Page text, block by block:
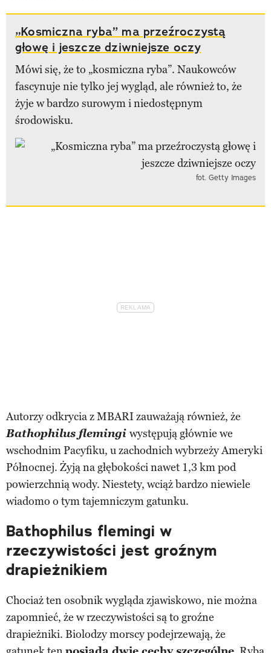
„Kosmiczna ryba” ma przeźroczystą
głowę i jeszcze dziwniejsze oczy
Mówi się, że to „kosmiczna ryba”. Naukowców
fascynuje nie tylko jej wygląd, ale również to, że
żyje w bardzo surowym i niedostępnym
środowisku.
fot. Getty Images
Autorzy odkrycia z MBARI zauważają również, że
Bathophilus flemingi występują głównie we
wschodnim Pacyfiku, u zachodnich wybrzeży Ameryki
Północnej. Żyją na głębokości nawet 1,3 km pod
powierzchnią wody. Niestety, wciąż bardzo niewiele
wiadomo o tym tajemniczym gatunku.
Bathophilus flemingi w
rzeczywistości jest groźnym
drapieżnikiem
Chociaż ten osobnik wygląda zjawiskowo, nie można
zapomnieć, że w rzeczywistości są to groźne
drapieżniki. Biolodzy morscy podejrzewają, że